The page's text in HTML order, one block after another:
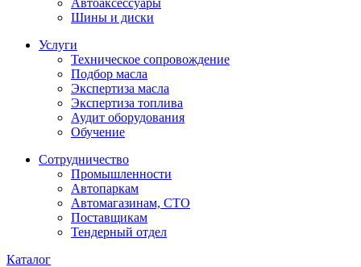
Шины и диски
Услуги
Техническое сопровождение
Подбор масла
Экспертиза масла
Экспертиза топлива
Аудит оборудования
Обучение
Сотрудничество
Промышленности
Автопаркам
Автомагазинам, СТО
Поставщикам
Тендерный отдел
Каталог